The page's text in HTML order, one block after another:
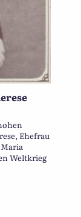
Ehefrau
Weltkrieg